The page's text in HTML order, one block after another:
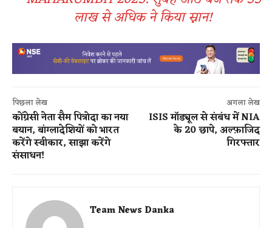
लाख से अधिक ने किया स्नान!
पिछला लेख
कोंग्रेसी नेता सैम पित्रोदा का नया
बयान, बांग्लादेशियों को भारत
करेंगे स्वीकार, साझा करेंगे
संसाधन!
अगला लेख
ISIS मॉड्यूल से संबंध में NIA
के 20 छापे, अल्फ़ाजिद
गिरफ्तार
Team News Danka